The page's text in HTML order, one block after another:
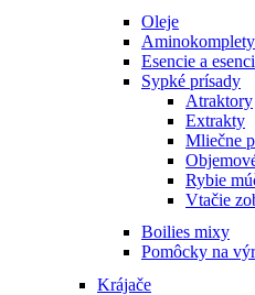
Oleje
Aminokomplety
Esencie a
Sypké prísady
Atraktory
Extrakty
Mliečne
Rybie
Vtačie
Boilies mixy
Pomôcky na
Krájače